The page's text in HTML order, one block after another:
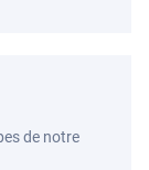
de notre